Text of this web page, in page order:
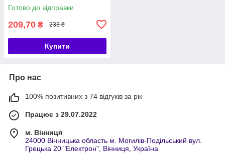
Готово до відправки
209,70 ₴ 233 ₴
Купити
Про нас
100% позитивних з 74 відгуків за рік
Працює з 29.07.2022
м. Вінниця
24000 Вінницька область м. Могилів-Подільський вул.
Грецька 20 "Електрон", Вінниця, Україна